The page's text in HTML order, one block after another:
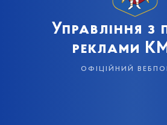
Управління з
реклами
офіційний